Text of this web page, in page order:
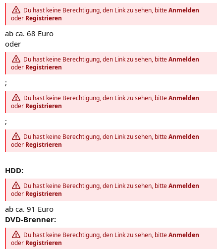
Du hast keine Berechtigung, den Link zu sehen, bitteAnmelden
oder Registrieren
ab ca. 68 Euro
oder
Du hast keine Berechtigung, den Link zu sehen, bitteAnmelden
oder Registrieren
;
Du hast keine Berechtigung, den Link zu sehen, bitteAnmelden
oder Registrieren
;
Du hast keine Berechtigung, den Link zu sehen, bitteAnmelden
oder Registrieren
HDD:
Du hast keine Berechtigung, den Link zu sehen, bitteAnmelden
oder Registrieren
ab ca. 91 Euro
DVD-Brenner:
Du hast keine Berechtigung, den Link zu sehen, bitteAnmelden
oder Registrieren